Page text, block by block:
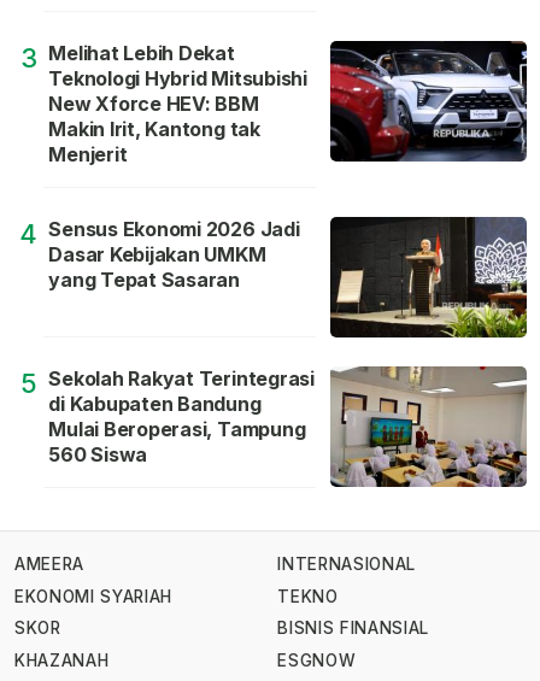
3 Melihat Lebih Dekat
Teknologi Hybrid Mitsubishi
New Xforce HEV: BBM
Makin Irit, Kantong tak
Menjerit
4 Sensus Ekonomi 2026 Jadi
Dasar Kebijakan UMKM
yang Tepat Sasaran
5 Sekolah Rakyat Terintegrasi
di Kabupaten Bandung
Mulai Beroperasi, Tampung
560 Siswa
AMEERA
EKONOMI SYARIAH
SKOR
KHAZANAH
INTERNASIONAL
TEKNO
BISNIS FINANSIAL
ESGNOW